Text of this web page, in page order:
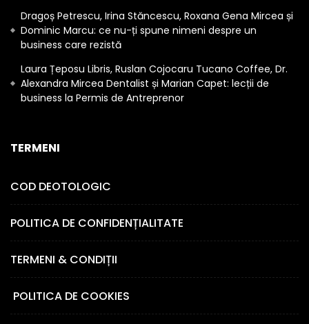
Dragoș Petrescu, Irina Stăncescu, Roxana Gena Mircea și
Dominic Marcu: ce nu-ți spune nimeni despre un
business care rezistă
Laura Țeposu Libris, Ruslan Cojocaru Tucano Coffee, Dr.
Alexandra Mircea Dentalist și Marian Capet: lecții de
business la Permis de Antreprenor
TERMENI
COD DEOTOLOGIC
POLITICA DE CONFIDENȚIALITATE
TERMENI & CONDIȚII
POLITICA DE COOKIES